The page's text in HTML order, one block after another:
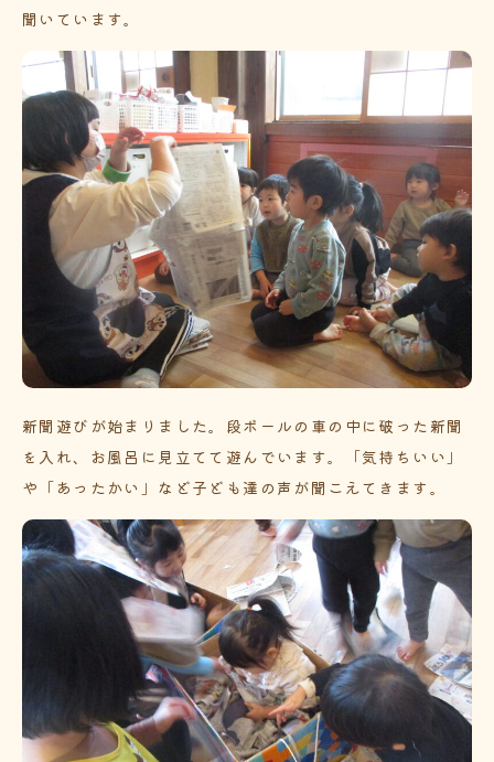
聞いています。
新聞遊びが始まりました。段ボールの車の中に破った新聞
を入れ、お風呂に見立てて遊んでいます。「気持ちいい」
や「あったかい」など子ども達の声が聞こえてきます。